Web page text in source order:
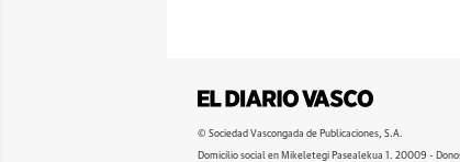
© Sociedad Vascongada de Publicaciones, S.A.
Domicilio social en Mikeletegi Pasealekua 1. 20009 -